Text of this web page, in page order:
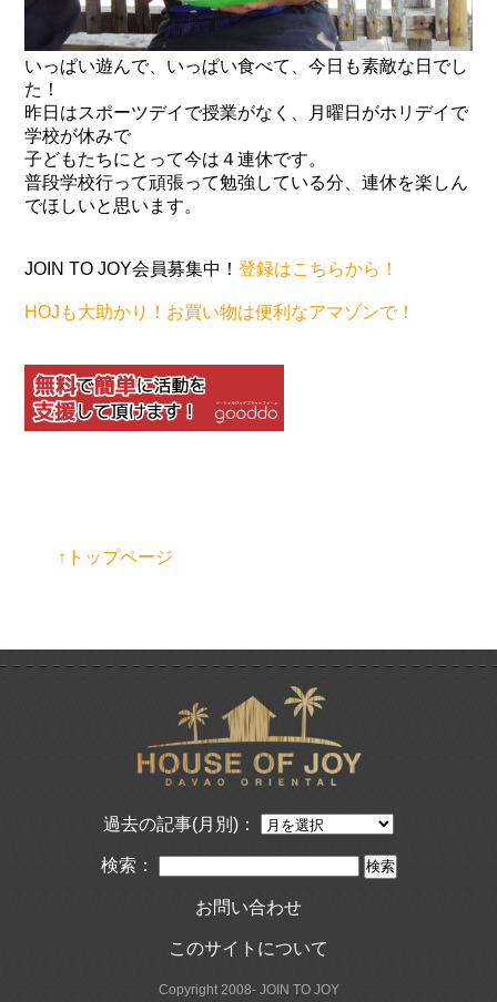
いっぱい遊んで、いっぱい食べて、今日も素敵な日でし
た！
昨日はスポーツデイで授業がなく、月曜日がホリデイで
学校が休みで
子どもたちにとって今は４連休です。
普段学校行って頑張って勉強している分、連休を楽しん
でほしいと思います。
JOIN TO JOY会員募集中！登録はこちらから！
HOJも大助かり！お買い物は便利なアマゾンで！
↑トップページ
過去の記事(月別)：
検索：
お問い合わせ
このサイトについて
Copyright 2008- JOIN TO JOY